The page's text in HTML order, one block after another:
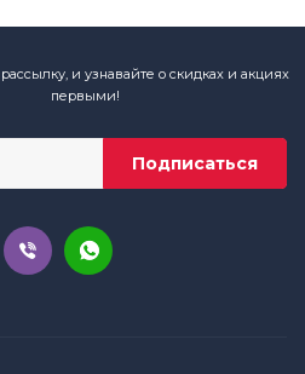
и узнавайте о скидках и акциях
первыми!